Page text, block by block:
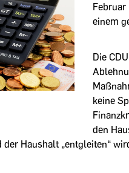
Februar
einem
Die
keine
den
Haushalt „entgleiten“